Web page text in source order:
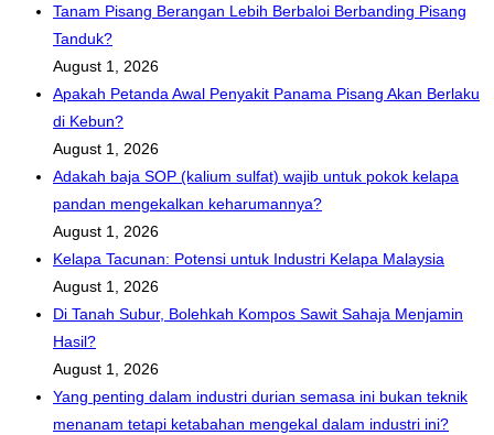
Tanam Pisang Berangan Lebih Berbaloi Berbanding Pisang
Tanduk?
August 1, 2026
Apakah Petanda Awal Penyakit Panama Pisang Akan Berlaku
di Kebun?
August 1, 2026
Adakah baja SOP (kalium sulfat) wajib untuk pokok kelapa
pandan mengekalkan keharumannya?
August 1, 2026
Kelapa Tacunan: Potensi untuk Industri Kelapa Malaysia
August 1, 2026
Di Tanah Subur, Bolehkah Kompos Sawit Sahaja Menjamin
Hasil?
August 1, 2026
Yang penting dalam industri durian semasa ini bukan teknik
menanam tetapi ketabahan mengekal dalam industri ini?